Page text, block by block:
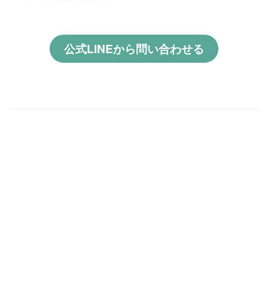
公式LINEから問い合わせる